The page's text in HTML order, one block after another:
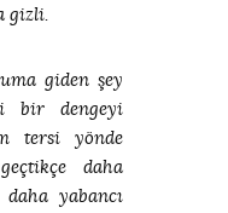
gizli.
giden şey
bir dengeyi
tersi yönde
daha
yabancı